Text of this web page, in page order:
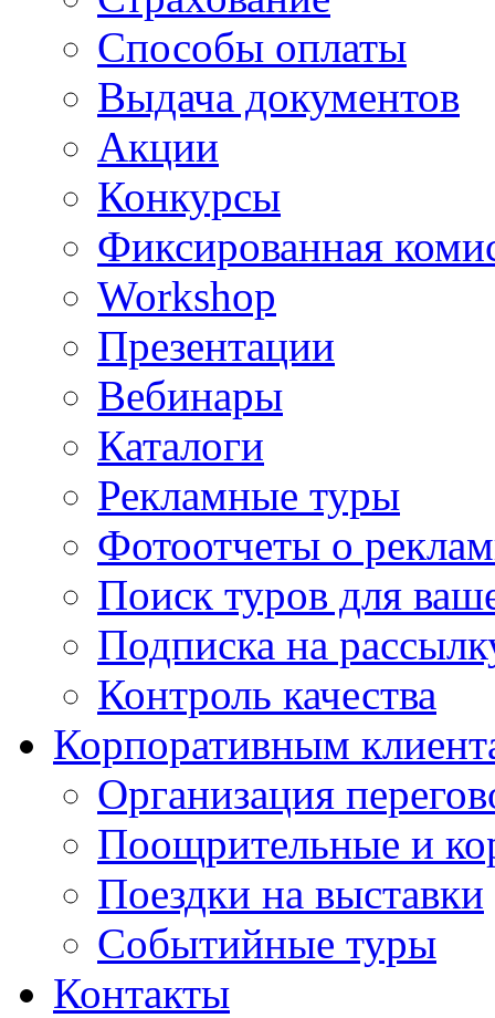
Способы оплаты
Выдача документов
Акции
Конкурсы
Фиксированная
Workshop
Презентации
Вебинары
Каталоги
Рекламные туры
Фотоотчеты о
Поиск туров для
Подписка на
Контроль качества
Корпоративным
Организация
Поощрительные и
Поездки на выставки
Событийные туры
Контакты